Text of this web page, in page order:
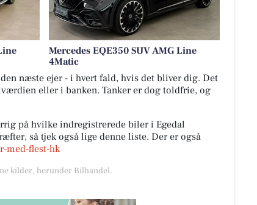
Mercedes EQE350 SUV AMG Line
4Matic
næste ejer - i hvert fald, hvis det bliver dig. Det
eller i banken. Tanker er dog toldfrie, og
på hvilke indregistrerede biler i Egedal
så tjek også lige denne liste. Der er også
med-flest-hk
kilder, herunder Bilhandel.